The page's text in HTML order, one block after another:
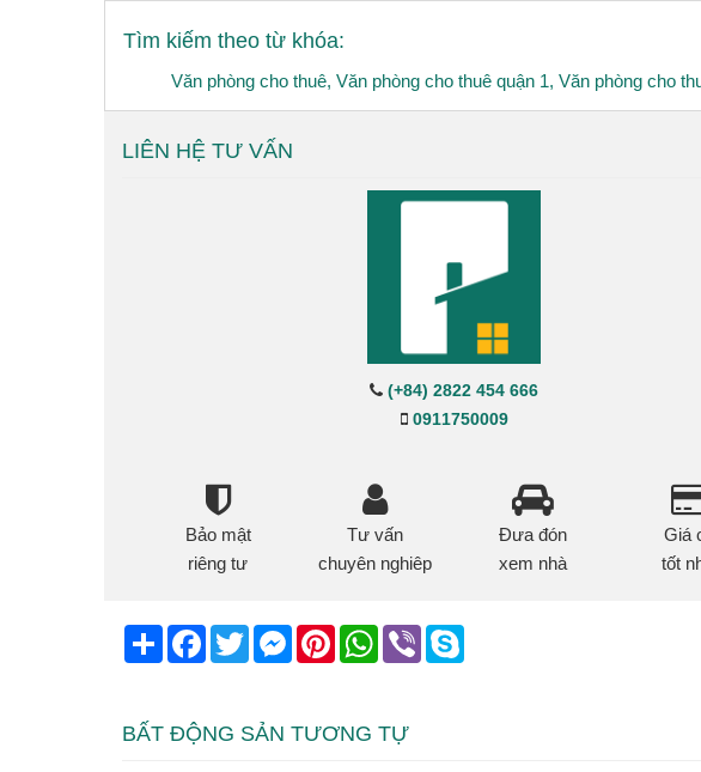
Tìm kiếm theo từ khóa:
Văn phòng cho thuê, Văn phòng cho thuê quận 1, Văn phòng cho
LIÊN HỆ TƯ VẤN
(+84) 2822 454 666
0911750009
Bảo mật
riêng tư
Tư vấn
chuyên nghiêp
Đưa đón
xem nhà
Giá
tốt
Share Facebook
TwitterMessenger
PinterestWhatsApp
Viber
BẤT ĐỘNG SẢN TƯƠNG TỰ